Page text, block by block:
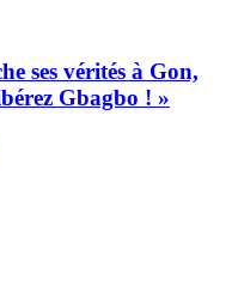
ses vérités à Gon,
Gbagbo ! »